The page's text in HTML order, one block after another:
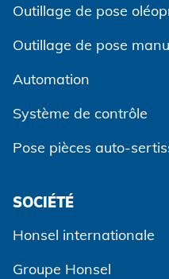
Outillage de pose
Outillage de pose
Automation
Système de contrôle
Pose pièces auto-
SOCIÉTÉ
Honsel internationale
Groupe Honsel